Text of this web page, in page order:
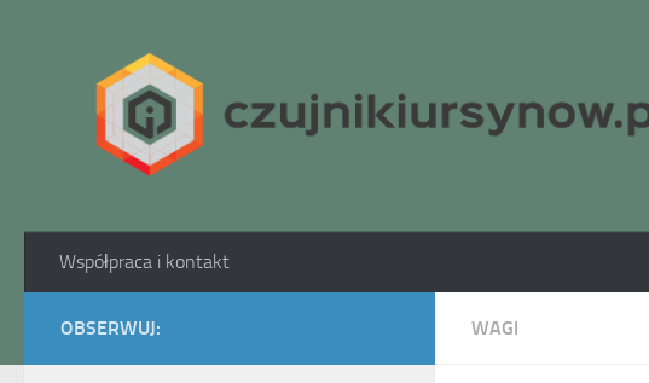
Współpraca i kontakt
WAGI
OBSERWUJ: